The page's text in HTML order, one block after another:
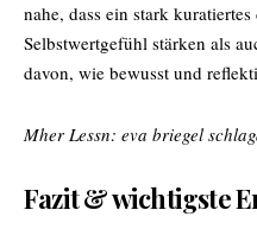
nahe, dass ein stark
Selbstwertgefühl stärken als
davon, wie bewusst und
Mher Lessn: eva briegel
Fazit & wichtigste